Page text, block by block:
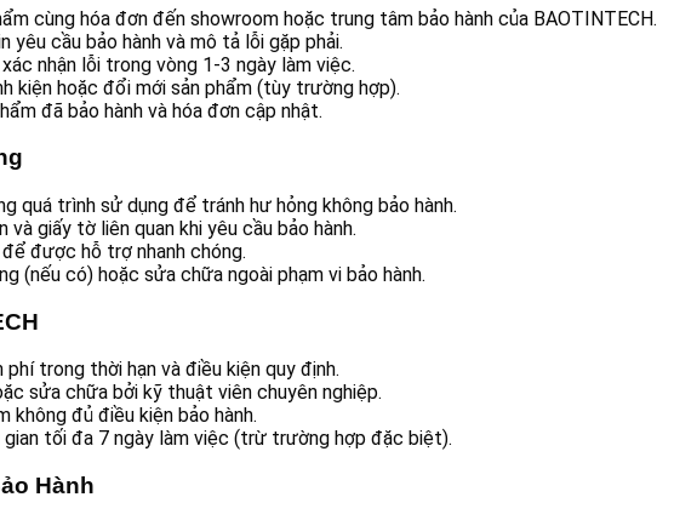
cùng hóa đơn đến showroom hoặc trung tâm bảo hành của BAOTINTECH.
yêu cầu bảo hành và mô tả lỗi gặp phải.
nhận lỗi trong vòng 1-3 ngày làm việc.
kiện hoặc đổi mới sản phẩm (tùy trường hợp).
đã bảo hành và hóa đơn cập nhật.
quá trình sử dụng để tránh hư hỏng không bảo hành.
và giấy tờ liên quan khi yêu cầu bảo hành.
được hỗ trợ nhanh chóng.
(nếu có) hoặc sửa chữa ngoài phạm vi bảo hành.
phí trong thời hạn và điều kiện quy định.
sửa chữa bởi kỹ thuật viên chuyên nghiệp.
không đủ điều kiện bảo hành.
gian tối đa 7 ngày làm việc (trừ trường hợp đặc biệt).
Hành